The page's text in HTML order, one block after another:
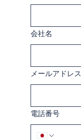
会社名
メールアドレス
電話番号